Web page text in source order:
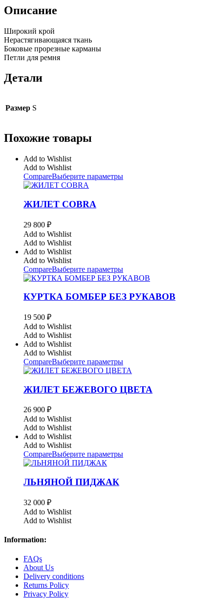
Описание
Широкий крой
Нерастягивающаяся ткань
Боковые прорезные карманы
Петли для ремня
Детали
Размер S
Похожие товары
Add to Wishlist
Add to Wishlist
CompareВыберите параметры
ЖИЛЕТ COBRA
29 800 ₽
Add to Wishlist
Add to Wishlist
Add to Wishlist
Add to Wishlist
CompareВыберите параметры
КУРТКА БОМБЕР БЕЗ РУКАВОВ
19 500 ₽
Add to Wishlist
Add to Wishlist
Add to Wishlist
Add to Wishlist
CompareВыберите параметры
ЖИЛЕТ БЕЖЕВОГО ЦВЕТА
26 900 ₽
Add to Wishlist
Add to Wishlist
Add to Wishlist
Add to Wishlist
CompareВыберите параметры
ЛЬНЯНОЙ ПИДЖАК
32 000 ₽
Add to Wishlist
Add to Wishlist
Information:
FAQs
About Us
Delivery conditions
Returns Policy
Privacy Policy